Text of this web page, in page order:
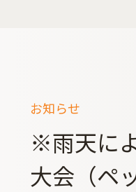
お知らせ
※雨天に
大会（ペ